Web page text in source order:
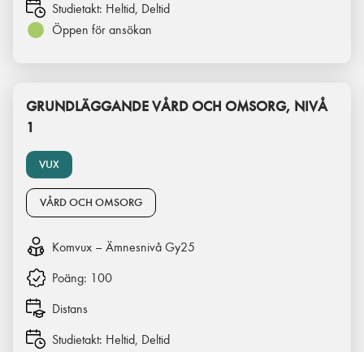
Studietakt: Heltid, Deltid
Öppen för ansökan
VUX
GRUNDLÄGGANDE VÅRD OCH OMSORG, NIVÅ
1
VÅRD OCH OMSORG
Komvux – Ämnesnivå Gy25
Poäng: 100
Distans
Studietakt: Heltid, Deltid